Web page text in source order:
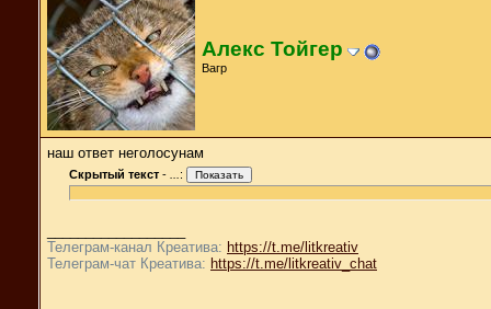
Алекс Тойгер
Вагр
наш ответ неголосунам
Скрытый текст - :
Телеграм-канал Креатива: https://t.me/litkreativ
Телеграм-чат Креатива: https://t.me/litkreativ_chat